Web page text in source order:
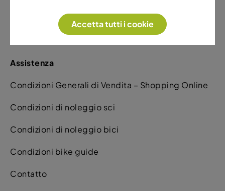
Assistenza
Condizioni Generali di Vendita – Shopping Online
Condizioni di noleggio sci
Condizioni di noleggio bici
Condizioni bike guide
Contatto
Accetta tutti i cookie